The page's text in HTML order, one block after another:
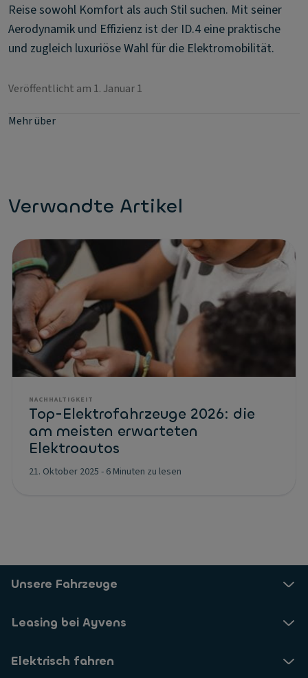
Reise sowohl Komfort als auch Stil suchen. Mit seiner
Aerodynamik und Effizienz ist der ID.4 eine praktische
und zugleich luxuriöse Wahl für die Elektromobilität.
Veröffentlicht am 1. Januar 1
Mehr über
Verwandte Artikel
NACHHALTIGKEIT
Top-Elektrofahrzeuge 2026: die
am meisten erwarteten
Elektroautos
21. Oktober 2025 - 6 Minuten zu lesen
Unsere Fahrzeuge
Leasing bei Ayvens
Elektrisch fahren